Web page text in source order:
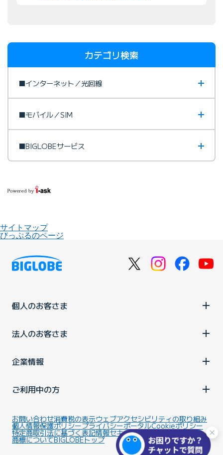
カテゴリ検索
■インターネット／光回線
■モバイル／SIM
■BIGLOBEサービス
サイトマップ
びっぷるのページ
個人のお客さま
法人のお客さま
企業情報
ご利用中の方
お問い合わせ消費税の表示ウェブアクセシビリティの取り組み
個人情報保護ポリシープライバシーポータルCookieポリシー
特定商取引法に基づく表記情報セキュリティ基本方針
商標についてBIGLOBEトップ